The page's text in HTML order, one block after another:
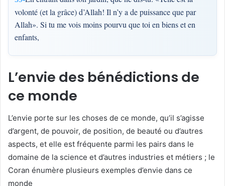
volonté (et la grâce) d’Allah! Il n’y a de puissance que par
Allah». Si tu me vois moins pourvu que toi en biens et en
enfants,
L’envie des bénédictions de
ce monde
L’envie porte sur les choses de ce monde, qu’il s’agisse
d’argent, de pouvoir, de position, de beauté ou d’autres
aspects, et elle est fréquente parmi les pairs dans le
domaine de la science et d’autres industries et métiers ; le
Coran énumère plusieurs exemples d’envie dans ce
monde